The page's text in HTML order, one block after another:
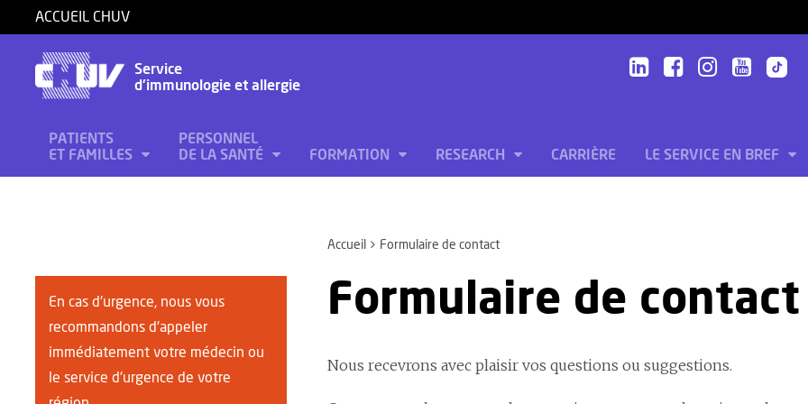
ACCUEIL CHUV
Service
d'immunologie et allergie
PATIENTS
ET FAMILLES
PERSONNEL
DE LA SANTÉ
FORMATION RESEARCH CARRIÈRE LE SERVICE EN BREF
Accueil Formulaire de contact
En cas d'urgence, nous vous
recommandons d'appeler
immédiatement votre médecin ou
le service d'urgence de votre
Formulaire de contact
Nous recevrons avec plaisir vos questions ou suggestions.